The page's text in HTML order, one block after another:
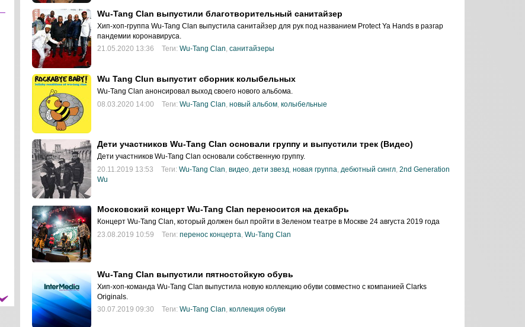
Wu-Tang Clan выпустили благотворительный санитайзер
Хип-хоп-группа Wu-Tang Clan выпустила санитайзер для рук под названием Protect Ya Hands в разгар
пандемии коронавируса.
21.05.2020 13:36
Теги: Wu-Tang Clan, санитайзеры
Wu Tang Clun выпустит сборник колыбельных
Wu-Tang Clan анонсировал выход своего нового альбома.
08.03.2020 14:00
Теги: Wu-Tang Clan новый альбом колыбельные
Дети участников Wu-Tang Clan основали группу и выпустили трек (Видео)
Дети участников Wu-Tang Clan основали собственную группу.
20.11.2019 13:53
Теги: Wu-Tang Clan видео дети звезд новая группа дебютный сингл 2nd Generation
Wu
Московский концерт Wu-Tang Clan переносится на декабрь
Концерт Wu-Tang Clan, который должен был пройти в Зеленом театре в Москве 24 августа 2019 года
23.08.2019 10:59
Теги: перенос концерта Wu-Tang Clan
Wu-Tang Clan выпустили пятностойкую обувь
Хип-хоп-команда Wu-Tang Clan выпустила новую коллекцию обуви совместно с компанией Clarks
Originals.
30.07.2019 09:30
Теги: Wu-Tang Clan, коллекция обуви